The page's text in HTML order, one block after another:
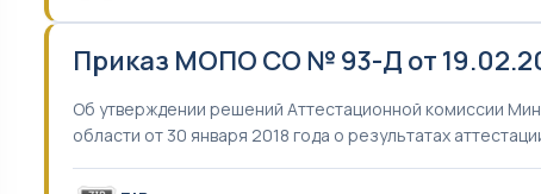
Приказ МОПО СО № 93-Д от
Об утверждении решений Аттестационной комиссии
области от 30 января 2018 года о результатах